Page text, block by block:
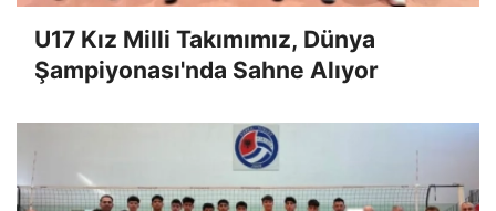
U17 Kız Milli Takımımız, Dünya
Şampiyonası'nda Sahne Alıyor